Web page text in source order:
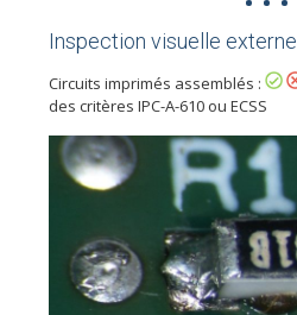
Inspection visuelle externe
Circuits imprimés assemblés :
des critères IPC-A-610 ou ECSS